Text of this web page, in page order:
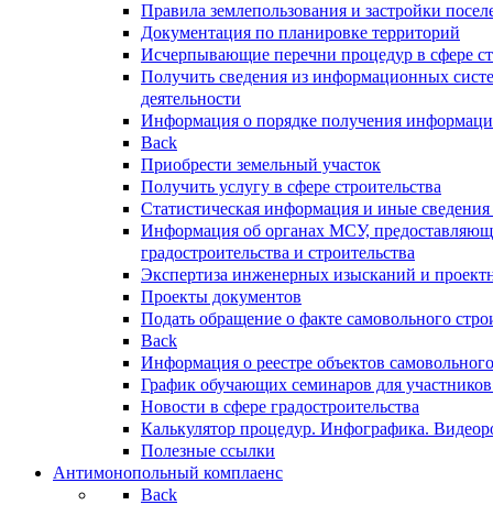
Правила землепользования и застройки
Документация по планировке территорий
Исчерпывающие перечни процедур в сфере
Получить сведения из информационных
деятельности
Информация о порядке получения
Back
Приобрести земельный участок
Получить услугу в сфере строительства
Статистическая информация и иные сведения
Информация об органах МСУ,
градостроительства и строительства
Экспертиза инженерных изысканий и
Проекты документов
Подать обращение о факте самовольного
Back
Информация о реестре объектов
График обучающих семинаров для участников
Новости в сфере градостроительства
Калькулятор процедур. Инфографика.
Полезные ссылки
Антимонопольный комплаенс
Back